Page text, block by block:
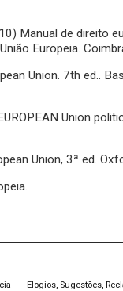
Manual de direito
Europeia.
Union. 7th ed..
Union
Union, 3ª ed.
Elogios, Sugestões,